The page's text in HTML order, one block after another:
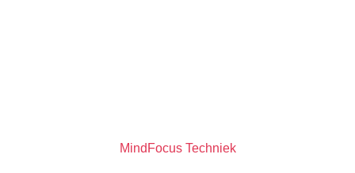
MindFocus Techniek